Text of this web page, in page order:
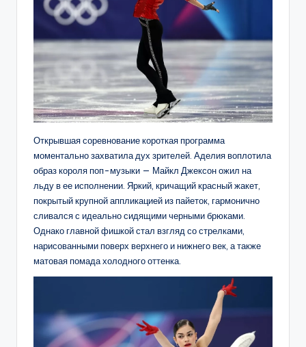
Открывшая соревнование короткая программа
моментально захватила дух зрителей. Аделия воплотила
образ короля поп-музыки — Майкл Джексон ожил на
льду в ее исполнении. Яркий, кричащий красный жакет,
покрытый крупной аппликацией из пайеток, гармонично
сливался с идеально сидящими черными брюками.
Однако главной фишкой стал взгляд со стрелками,
нарисованными поверх верхнего и нижнего век, а также
матовая помада холодного оттенка.